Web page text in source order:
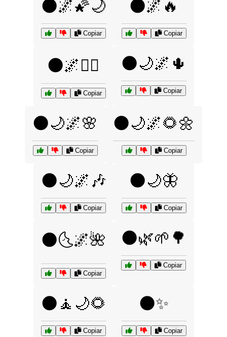
🌑🌌🌠🌙
Copiar
🌑🌌🔥
Copiar
🌑🌌🧙‍♂️
Copiar
🌑🌙🌌🌵
Copiar
🌑🌙🌌🌸
Copiar
🌑🌙🌌🌻🌼
Copiar
🌑🌙🌌🎶
Copiar
🌑🌙🦋
Copiar
🌑🌜🌌🌺
Copiar
🌑🌿🌱🌳
Copiar
🌑🧘🌙🌻
Copiar
🌑✨
Copiar